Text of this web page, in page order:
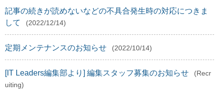
記事の続きが読めないなどの不具合発生時の対応につきま
して
(2022/12/14)
定期メンテナンスのお知らせ (2022/10/14)
[IT Leaders編集部より] 編集スタッフ募集のお知らせ
(Recr
uiting)